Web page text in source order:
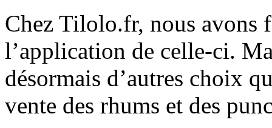
Chez Tilolo.fr, nous avons
l’application de celle-ci.
désormais d’autres choix
vente des rhums et des